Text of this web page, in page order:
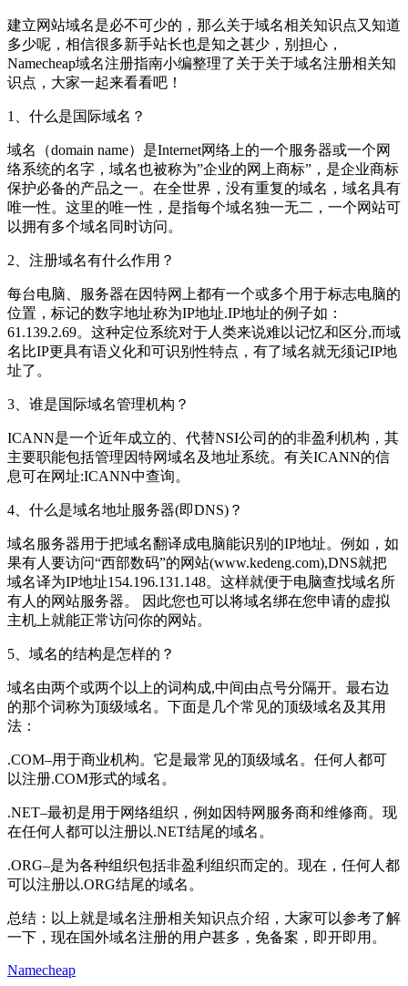
建立网站域名是必不可少的，那么关于域名相关知识点又知道
多少呢，相信很多新手站长也是知之甚少，别担心，
Namecheap域名注册指南小编整理了关于关于域名注册相关知
识点，大家一起来看看吧！
1、什么是国际域名？
域名（domain name）是Internet网络上的一个服务器或一个网
络系统的名字，域名也被称为”企业的网上商标”，是企业商标
保护必备的产品之一。在全世界，没有重复的域名，域名具有
唯一性。这里的唯一性，是指每个域名独一无二，一个网站可
以拥有多个域名同时访问。
2、注册域名有什么作用？
每台电脑、服务器在因特网上都有一个或多个用于标志电脑的
位置，标记的数字地址称为IP地址.IP地址的例子如：
61.139.2.69。这种定位系统对于人类来说难以记忆和区分,而域
名比IP更具有语义化和可识别性特点，有了域名就无须记IP地
址了。
3、谁是国际域名管理机构？
ICANN是一个近年成立的、代替NSI公司的的非盈利机构，其
主要职能包括管理因特网域名及地址系统。有关ICANN的信
息可在网址:ICANN中查询。
4、什么是域名地址服务器(即DNS)？
域名服务器用于把域名翻译成电脑能识别的IP地址。例如，如
果有人要访问“西部数码”的网站(www.kedeng.com),DNS就把
域名译为IP地址154.196.131.148。这样就便于电脑查找域名所
有人的网站服务器。 因此您也可以将域名绑在您申请的虚拟
主机上就能正常访问你的网站。
5、域名的结构是怎样的？
域名由两个或两个以上的词构成,中间由点号分隔开。最右边
的那个词称为顶级域名。下面是几个常见的顶级域名及其用
法：
.COM–用于商业机构。它是最常见的顶级域名。任何人都可
以注册.COM形式的域名。
.NET–最初是用于网络组织，例如因特网服务商和维修商。现
在任何人都可以注册以.NET结尾的域名。
.ORG–是为各种组织包括非盈利组织而定的。现在，任何人都
可以注册以.ORG结尾的域名。
总结：以上就是域名注册相关知识点介绍，大家可以参考了解
一下，现在国外域名注册的用户甚多，免备案，即开即用。
Namecheap